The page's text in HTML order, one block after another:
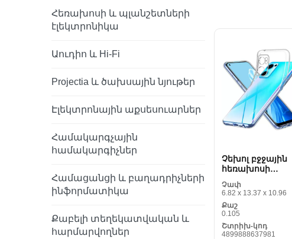
Աքսեսուարի
Ձեռքի ժամացույց
Հեռախոսի և պլանշետների
էլեկտրոնիկա
Աուդիո և Hi-Fi
Projectia և ծախսային նյութեր
Էլեկտրոնային աքսեսուարներ
Համակարգչային
համակարգիչներ
Համացանցի և բաղադրիչների
ինֆորմատիկա
Քաբելի տեղեկատվական և
հարմարվողներ
Չեխոլ բջջային
հեռախոսի
X5 Lite
Չափ
6.82 x 13.37 x 10.96
Քաշ
0.105
Շտրիխ-կոդ
4899888637981